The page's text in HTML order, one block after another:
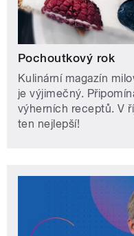
Pochoutkový rok
Kulinární magazín
je výjimečný.
výherních receptů. V
ten nejlepší!